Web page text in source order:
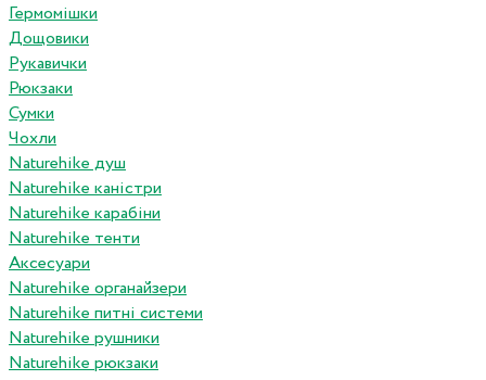
Гермомішки
Дощовики
Рукавички
Рюкзаки
Сумки
Чохли
Naturehike душ
Naturehike каністри
Naturehike карабіни
Naturehike тенти
Аксесуари
Naturehike органайзери
Naturehike питні системи
Naturehike рушники
Naturehike рюкзаки